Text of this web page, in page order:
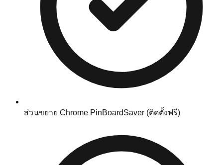
ส่วนขยาย Chrome PinBoardSaver (ติดตั้งฟรี)